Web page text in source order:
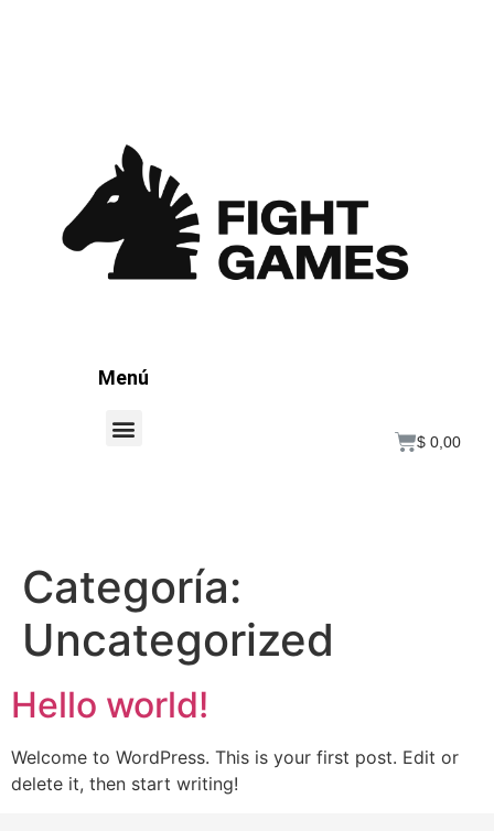
Menú
$ 0,00
Categoría:
Uncategorized
Hello world!
Welcome to WordPress. This is your first post. Edit or
delete it, then start writing!